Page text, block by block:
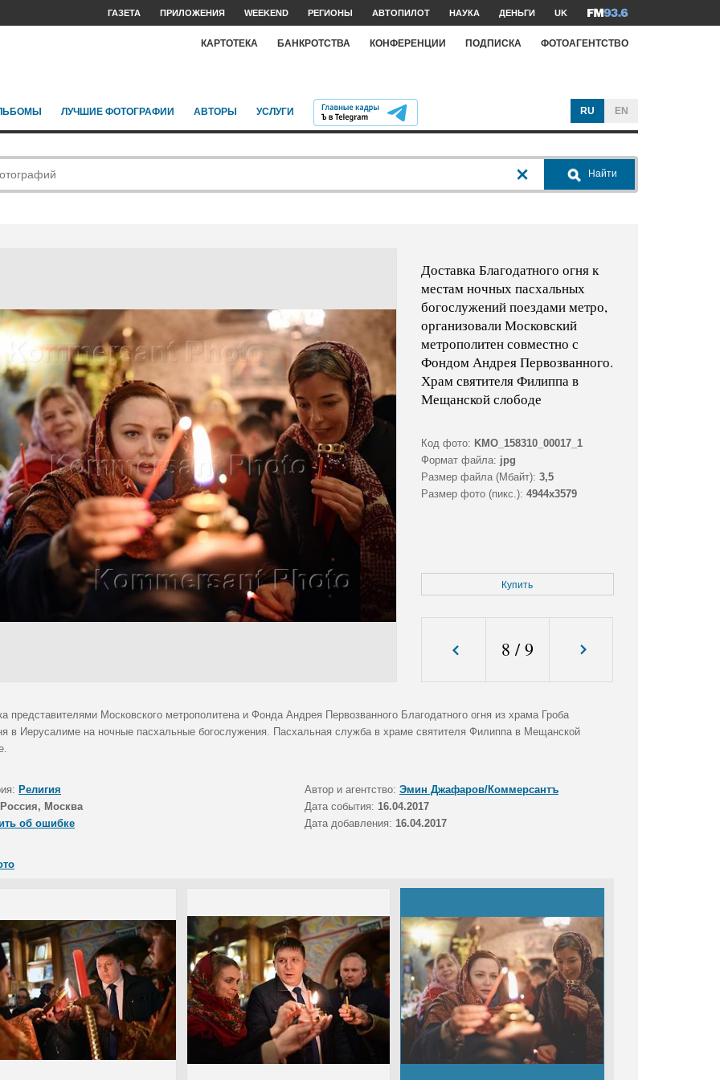
ГАЗЕТА ПРИЛОЖЕНИЯ WEEKEND РЕГИОНЫ АВТОПИЛОТ НАУКА ДЕНЬГИ UK
КАРТОТЕКА БАНКРОТСТВА КОНФЕРЕНЦИИ ПОДПИСКА ФОТОАГЕНТСТВО
ЛУЧШИЕ ФОТОГРАФИИ АВТОРЫ УСЛУГИ RU EN
Найти
Доставка Благодатного огня к
местам ночных пасхальных
богослужений поездами метро,
организовали Московский
метрополитен совместно с
Фондом Андрея Первозванного.
Храм святителя Филиппа в
Мещанской слободе
Код фото: KMO_158310_00017_1
Формат файла: jpg
Размер файла (Мбайт): 3,5
Размер фото (пикс.): 4944x3579
Купить
8 /9
представителями Московского метрополитена и Фонда Андрея Первозванного Благодатного огня из храма Гроба
в Иерусалиме на ночные пасхальные богослужения. Пасхальная служба в храме святителя Филиппа в Мещанской
Религия Автор и агентство: Эмин Джафаров/Коммерсантъ
Россия, Москва Дата события: 16.04.2017
об ошибке
Дата добавления: 16.04.2017